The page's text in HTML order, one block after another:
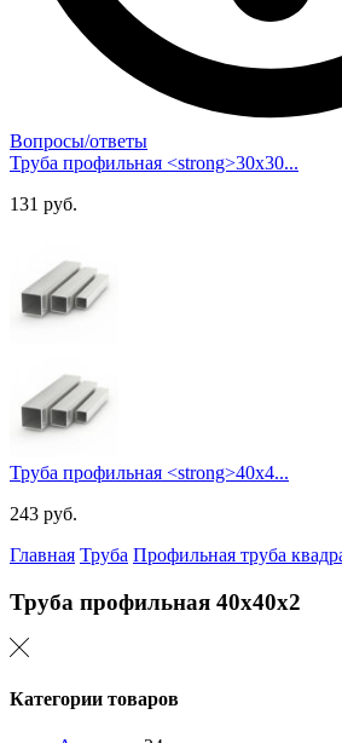
Вопросы/ответы
Труба профильная <strong>30х30...
131 руб.
Труба профильная <strong>40х4...
243 руб.
Главная Труба Профильная труба
Труба профильная 40х40х2
Категории товаров